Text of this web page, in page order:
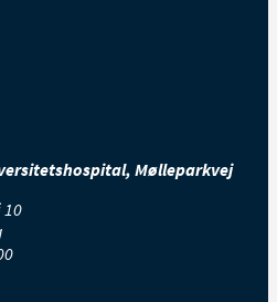
Mølleparkvej
10